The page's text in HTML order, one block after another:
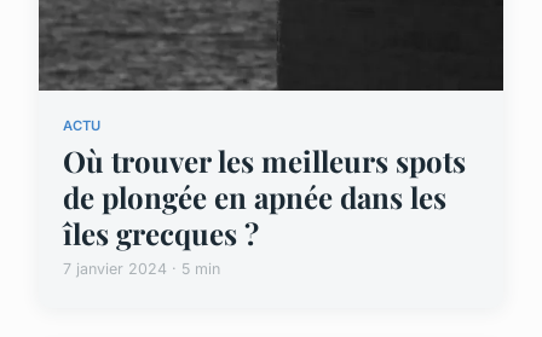
ACTU
Où trouver les meilleurs spots
de plongée en apnée dans les
îles grecques ?
7 janvier 2024 · 5 min